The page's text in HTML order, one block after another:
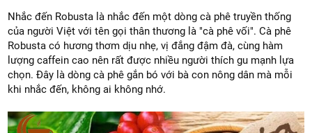
Nhắc đến Robusta là nhắc đến một dòng cà phê truyền thống
của người Việt với tên gọi thân thương là "cà phê vối". Cà phê
Robusta có hương thơm dịu nhẹ, vị đắng đậm đà, cùng hàm
lượng caffein cao nên rất được nhiều người thích gu mạnh lựa
chọn. Đây là dòng cà phê gắn bó với bà con nông dân mà mỗi
khi nhắc đến, không ai không nhớ.